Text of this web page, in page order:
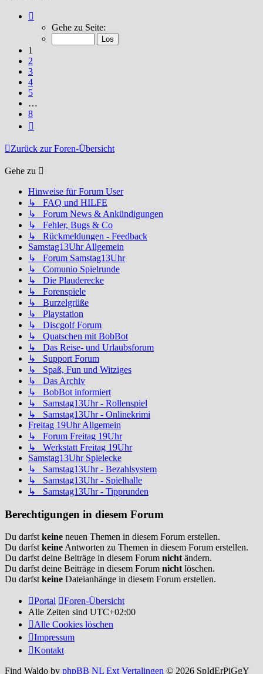
von
Gehe zu Seite:
1
2
3
4
5
…
8
Zurück zur Foren-Übersicht
Gehe zu
Hinweise für Forum User
↳ FAQ und HILFE
↳ Forum News & Ankündigungen
↳ Fehler, Bugs & Co
↳ Rückmeldungen - Feedback
Samstag13Uhr Allgemein
↳ Forum Samstag13Uhr
↳ Comunio Spielrunde
↳ Die Plauderecke
↳ Forenspiele
↳ Burzelgrüße
↳ Playstation
↳ Discgolf Forum
↳ Quatschen mit BobBot
↳ Das Reise- und Urlaubsforum
↳ Support Forum
↳ Spaß, Fun und Witziges
↳ Das Archiv
↳ BobBot informiert
↳ Samstag13Uhr - Rollenspiel
↳ Samstag13Uhr - Onlinekrimi
Freitag 19Uhr Allgemein
↳ Forum Freitag 19Uhr
↳ Werkstatt Freitag 19Uhr
Samstag13Uhr Spielecke
↳ Samstag13Uhr - Bezahlsystem
↳ Samstag13Uhr - Spielhalle
↳ Samstag13Uhr - Tipprunden
Berechtigungen in diesem Forum
Du darfstkeine neuen Themen in diesem Forum erstellen.
Du darfstkeineAntworten zu Themen in diesem Forum erstellen.
Du darfst deine Beiträge in diesem Forum nichtändern.
Du darfst deine Beiträge in diesem Forum nichtlöschen.
Du darfstkeine Dateianhänge in diesem Forum erstellen.
Portal
Foren-Übersicht
Alle Zeiten sind UTC+02:00
Alle Cookies löschen
Impressum
Kontakt
Find Waldo by phpBB NL Ext Vertalingen © 2026 SpIdErPiGgY